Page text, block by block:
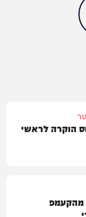
הוקרה לראשי
מהקעמפ